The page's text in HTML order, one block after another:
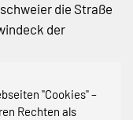
"Cookies" –
Rechten als
die Straße
der
Jägerweg.